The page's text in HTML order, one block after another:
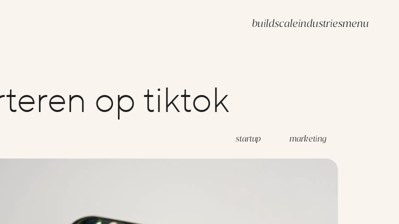
buildscaleindustriesmenu
op tiktok
startup marketing